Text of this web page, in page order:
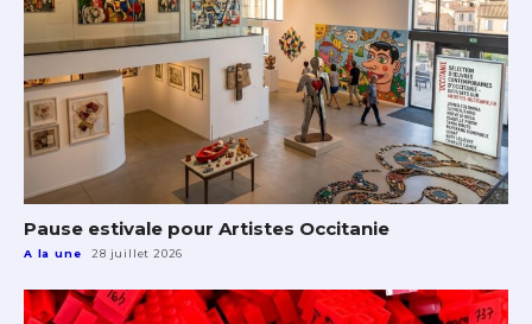
Pause estivale pour Artistes Occitanie
A la une 28 juillet 2026